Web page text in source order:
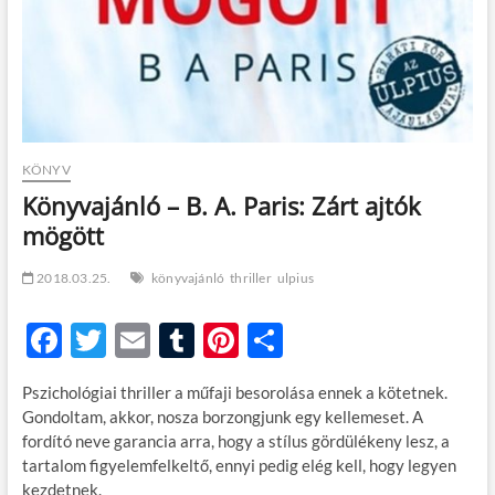
KÖNYV
Könyvajánló – B. A. Paris: Zárt ajtók
mögött
2018.03.25. könyvajánló thriller ulpius
F
ac
e
b
o
T
w
itt
er
E
m
ail
T
u
m
bl
r
Pi
nt
er
es
t
O
ss
za
m
e
Pszichológiai thriller a műfaji besorolása ennek a kötetnek.
Gondoltam, akkor, nosza borzongjunk egy kellemeset. A
fordító neve garancia arra, hogy a stílus gördülékeny lesz, a
tartalom figyelemfelkeltő, ennyi pedig elég kell, hogy legyen
kezdetnek.